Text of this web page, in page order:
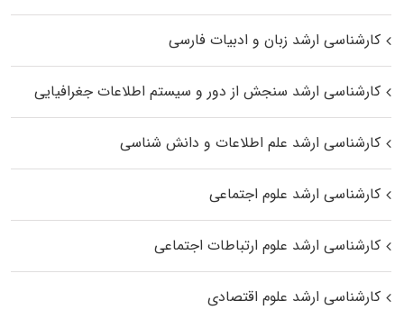
کارشناسی ارشد زبان و ادبیات فارسی
کارشناسی ارشد سنجش از دور و سیستم اطلاعات جغرافیایی
کارشناسی ارشد علم اطلاعات و دانش شناسی
کارشناسی ارشد علوم اجتماعی
کارشناسی ارشد علوم ارتباطات اجتماعی
کارشناسی ارشد علوم اقتصادی